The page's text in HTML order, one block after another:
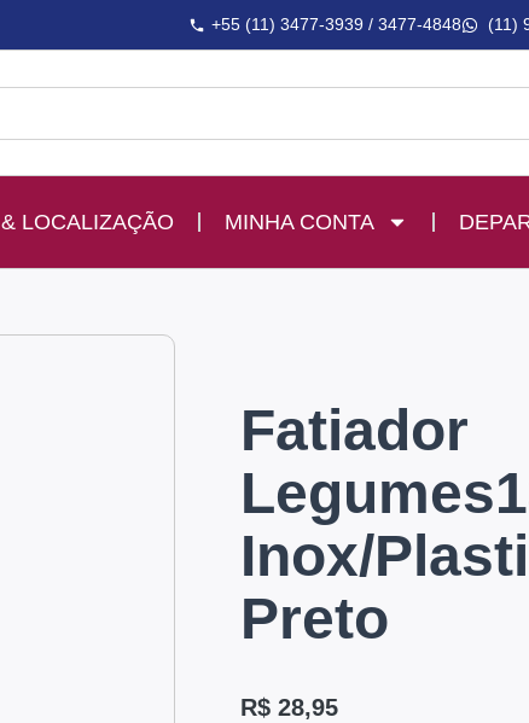
+55 (11) 3477-3939 / 3477-4848 (11)
LOCALIZAÇÃO MINHA CONTA
Fatiador
Inox/
Preto
R$ 28,95